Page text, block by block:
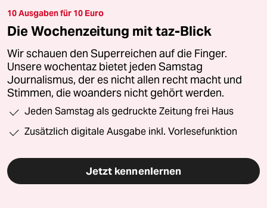
10 Ausgaben für 10 Euro
Die Wochenzeitung mit taz-Blick
Wir schauen den Superreichen auf die Finger.
Unsere wochentaz bietet jeden Samstag
Journalismus, der es nicht allen recht macht und
Stimmen, die woanders nicht gehört werden.
Jeden Samstag als gedruckte Zeitung frei Haus
Zusätzlich digitale Ausgabe inkl. Vorlesefunktion
Jetzt kennenlernen